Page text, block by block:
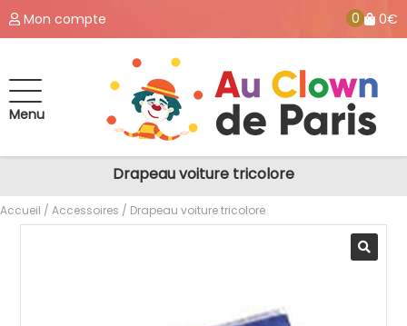
Mon compte 0 0€
Menu
Drapeau voiture tricolore
Accueil / Accessoires / Drapeau voiture tricolore